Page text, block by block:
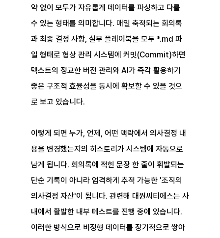
약 없이 모두가 자유롭게 데이터를 파싱하고 다룰
수 있는 형태를 의미합니다. 매일 축적되는 회의록
과 최종 결정 사항, 실무 플레이북을 모두 *.md 파
일 형태로 형상 관리 시스템에 커밋(Commit)하면
텍스트의 정교한 버전 관리와 AI가 즉각 활용하기
좋은 구조적 효율성을 동시에 확보할 수 있을 것으
로 보고 있습니다.
이렇게 되면 누가, 언제, 어떤 맥락에서 의사결정 내
용을 변경했는지의 히스토리가 시스템에 자동으로
남게 됩니다. 회의록에 적힌 문장 한 줄이 휘발되는
단순 기록이 아니라 엄격하게 추적 가능한 '조직의
의사결정 자산'이 됩니다. 관련해 대원씨티에스는 사
내에서 활발한 내부 테스트를 진행 중에 있습니다.
이러한 방식으로 비정형 데이터를 장기적으로 쌓아